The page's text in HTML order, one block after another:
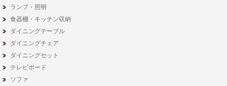
ランプ・照明
食器棚・キッチン収納
ダイニングテーブル
ダイニングチェア
ダイニングセット
テレビボード
ソファ